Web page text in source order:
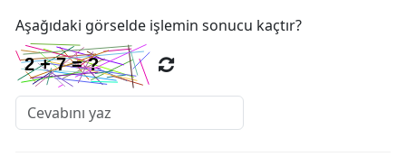
Aşağıdaki görselde işlemin sonucu kaçtır?